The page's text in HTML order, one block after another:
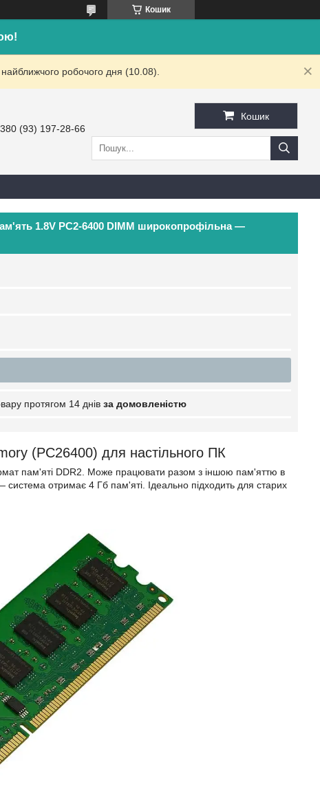
Кошик
робочого дня (10.08).
(93) 197-28-66
Кошик
1.8V PC2-6400 DIMM широкопрофільна —
протягом 14 днів за домовленістю
(PC26400) для настільного ПК
пам'яті DDR2. Може працювати разом з іншою пам'яттю в
отримає 4 Гб пам'яті. Ідеально підходить для старих